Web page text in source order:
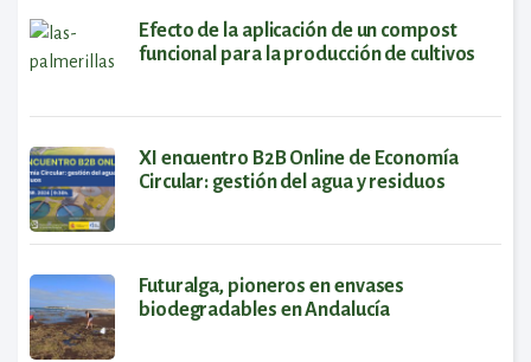
Efecto de la aplicación de un compost
funcional para la producción de cultivos
XI encuentro B2B Online de Economía
Circular: gestión del agua y residuos
Futuralga, pioneros en envases
biodegradables en Andalucía